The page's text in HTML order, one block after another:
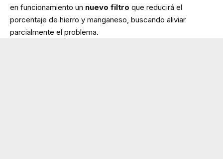
en funcionamiento un nuevo filtro que reducirá el
porcentaje de hierro y manganeso, buscando aliviar
parcialmente el problema.